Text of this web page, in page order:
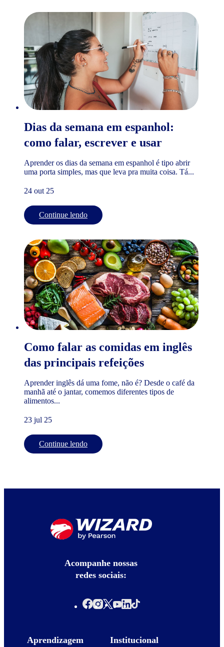
Dias da semana em espanhol:
como falar, escrever e usar
Aprender os dias da semana em espanhol é tipo abrir
uma porta simples, mas que leva pra muita coisa. Tá...
24 out 25
Continue lendo
Como falar as comidas em inglês
das principais refeições
Aprender inglês dá uma fome, não é? Desde o café da
manhã até o jantar, comemos diferentes tipos de
alimentos...
23 jul 25
Continue lendo
Acompanhe nossas
redes sociais:
Aprendizagem Institucional